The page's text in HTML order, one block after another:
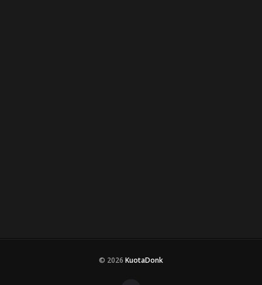
© 2026 KuotaDonk